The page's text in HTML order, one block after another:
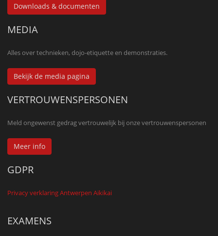
Downloads & documenten
MEDIA
Alles over technieken, dojo-etiquette en demonstraties.
Bekijk de media pagina
VERTROUWENSPERSONEN
Meld ongewenst gedrag vertrouwelijk bij onze vertrouwenspersonen
Meer info
GDPR
Privacy verklaring Antwerpen Aikikai
EXAMENS